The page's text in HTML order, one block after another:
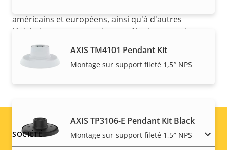
AXIS TM4101 Pendant Kit
Montage sur support fileté 1,5″ NPS
AXIS TP3106-E Pendant Kit Black
Montage sur support fileté 1,5″ NPS
américains et européens, ainsi qu'à d'autres
législations en termes de contrôle d'exportation
nationales. Recherchez desinformations sur la
conformation concernant l''exportation pour votre
produit ici.
Footer
SOCIÉTÉ